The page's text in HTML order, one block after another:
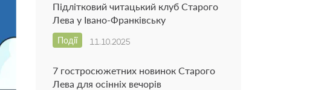
Підлітковий читацький клуб Старого
Лева у Івано-Франківську
11.10.2025
Події
7 гостросюжетних новинок Старого
Лева для осінніх вечорів